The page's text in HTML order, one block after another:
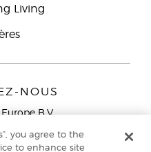
Living
NOUS
B.V.
you agree to the
to enhance site